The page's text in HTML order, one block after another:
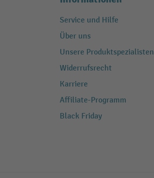
Service und Hilfe
Über uns
Unsere Produktspezialisten
Widerrufsrecht
Karriere
Affiliate-Programm
Black Friday